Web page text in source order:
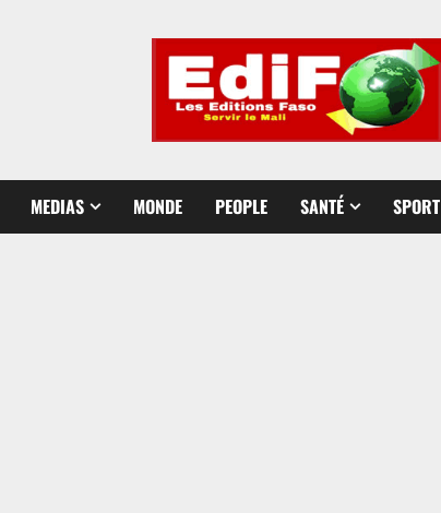
MEDIAS MONDE PEOPLE SANTÉ SPORT